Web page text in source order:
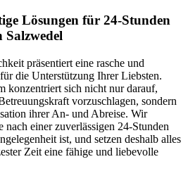
Lösungen für 24-Stunden
Salzwedel
präsentiert eine rasche und
die Unterstützung Ihrer Liebsten.
konzentriert sich nicht nur darauf,
vorzuschlagen, sondern
ihrer An- und Abreise. Wir
nach einer zuverlässigen 24-Stunden
ist, und setzen deshalb alles
Zeit eine fähige und liebevolle